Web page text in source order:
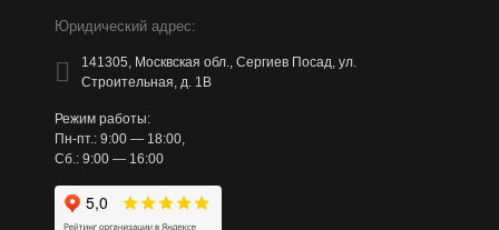
Юридический адрес:
141305, Москвская обл., Сергиев Посад, ул.
Строительная, д. 1В
Режим работы:
Пн-пт.: 9:00 — 18:00,
Сб.: 9:00 — 16:00